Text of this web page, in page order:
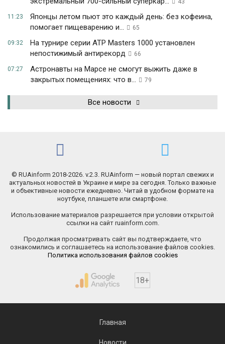
43
11:23
Японцы летом пьют это каждый день: без кофеина,
помогает пищеварению и...
65
09:32
На турнире серии ATP Masters 1000 установлен
непостижимый антирекорд
66
07:27
Астронавты на Марсе не смогут выжить даже в
закрытых помещениях: что в...
79
Все новости
© RUAinform 2018-2026. v.2.3. RUAinform — новый портал свежих и
актуальных новостей в Украине и мире за сегодня. Только важные
и объективные новости ежедневно. Читай в удобном формате на
ноутбуке, планшете или смартфоне.
Использование материалов разрешается при условии открытой
ссылки на сайт ruainform.com.
Продолжая просматривать сайт вы подтверждаете, что
ознакомились и соглашаетесь на использование файлов cookies.
Политика использования файлов cookies
18+
Главная